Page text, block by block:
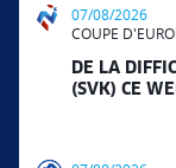
07/08/2026
COUPE
DE LA
(SVK) CE